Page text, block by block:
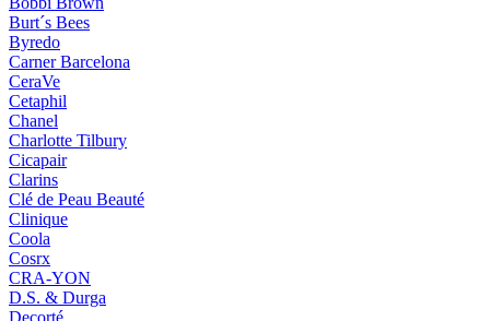
Burt´s Bees
Byredo
Carner Barcelona
CeraVe
Cetaphil
Chanel
Charlotte Tilbury
Cicapair
Clarins
Clé de Peau Beauté
Clinique
Coola
Cosrx
CRA-YON
D.S. & Durga
Decorté